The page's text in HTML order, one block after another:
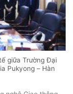
giữa Trường Đại
Pukyong – Hàn